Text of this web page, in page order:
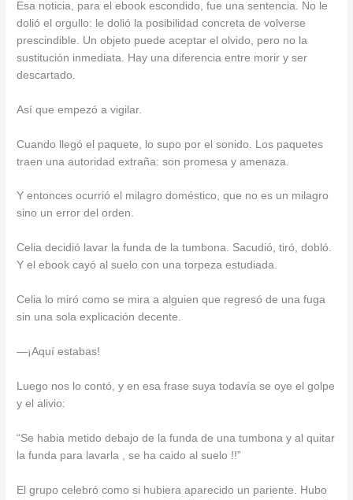
Esa noticia, para el ebook escondido, fue una sentencia. No le
dolió el orgullo: le dolió la posibilidad concreta de volverse
prescindible. Un objeto puede aceptar el olvido, pero no la
sustitución inmediata. Hay una diferencia entre morir y ser
descartado.
Así que empezó a vigilar.
Cuando llegó el paquete, lo supo por el sonido. Los paquetes
traen una autoridad extraña: son promesa y amenaza.
Y entonces ocurrió el milagro doméstico, que no es un milagro
sino un error del orden.
Celia decidió lavar la funda de la tumbona. Sacudió, tiró, dobló.
Y el ebook cayó al suelo con una torpeza estudiada.
Celia lo miró como se mira a alguien que regresó de una fuga
sin una sola explicación decente.
—¡Aquí estabas!
Luego nos lo contó, y en esa frase suya todavía se oye el golpe
y el alivio:
“Se habia metido debajo de la funda de una tumbona y al quitar
la funda para lavarla , se ha caido al suelo !!”
El grupo celebró como si hubiera aparecido un pariente. Hubo